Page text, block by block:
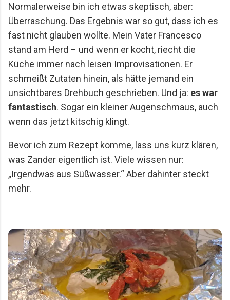
Normalerweise bin ich etwas skeptisch, aber:
Überraschung. Das Ergebnis war so gut, dass ich es
fast nicht glauben wollte. Mein Vater Francesco
stand am Herd – und wenn er kocht, riecht die
Küche immer nach leisen Improvisationen. Er
schmeißt Zutaten hinein, als hätte jemand ein
unsichtbares Drehbuch geschrieben. Und ja: es war
fantastisch. Sogar ein kleiner Augenschmaus, auch
wenn das jetzt kitschig klingt.
Bevor ich zum Rezept komme, lass uns kurz klären,
was Zander eigentlich ist. Viele wissen nur:
„Irgendwas aus Süßwasser.“ Aber dahinter steckt
mehr.